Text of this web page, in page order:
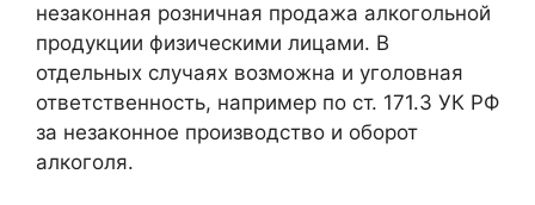
незаконная розничная продажа алкогольной
продукции физическими лицами. В
отдельных случаях возможна и уголовная
ответственность, например по ст. 171.3 УК РФ
за незаконное производство и оборот
алкоголя.